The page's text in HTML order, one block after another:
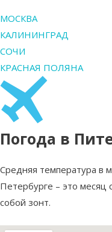
МОСКВА
КАЛИНИНГРАД
СОЧИ
КРАСНАЯ ПОЛЯНА
Погода в
Средняя температура в
Петербурге – это месяц
собой зонт.